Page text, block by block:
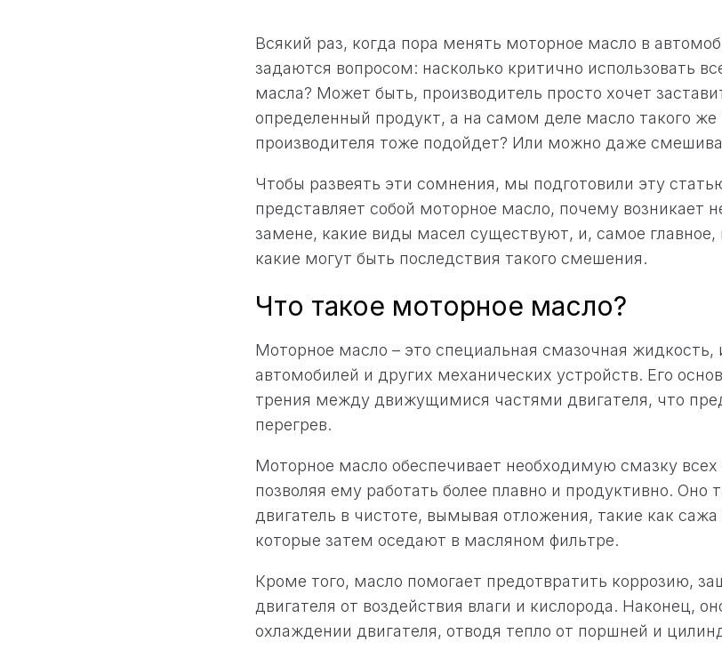
Всякий раз, когда пора менять моторное масло в
задаются вопросом: насколько критично использовать
масла? Может быть, производитель просто хочет
определенный продукт, а на самом деле масло такого же
производителя тоже подойдет? Или можно даже
Чтобы развеять эти сомнения, мы подготовили эту
представляет собой моторное масло, почему возникает
замене, какие виды масел существуют, и, самое
какие могут быть последствия такого смешения.
Что такое моторное масло?
Моторное масло – это специальная смазочная жидкость,
автомобилей и других механических устройств. Его
трения между движущимися частями двигателя, что
перегрев.
Моторное масло обеспечивает необходимую смазку всех
позволяя ему работать более плавно и продуктивно. Оно
двигатель в чистоте, вымывая отложения, такие как
которые затем оседают в масляном фильтре.
Кроме того, масло помогает предотвратить коррозию,
двигателя от воздействия влаги и кислорода. Наконец,
охлаждении двигателя, отводя тепло от поршней и